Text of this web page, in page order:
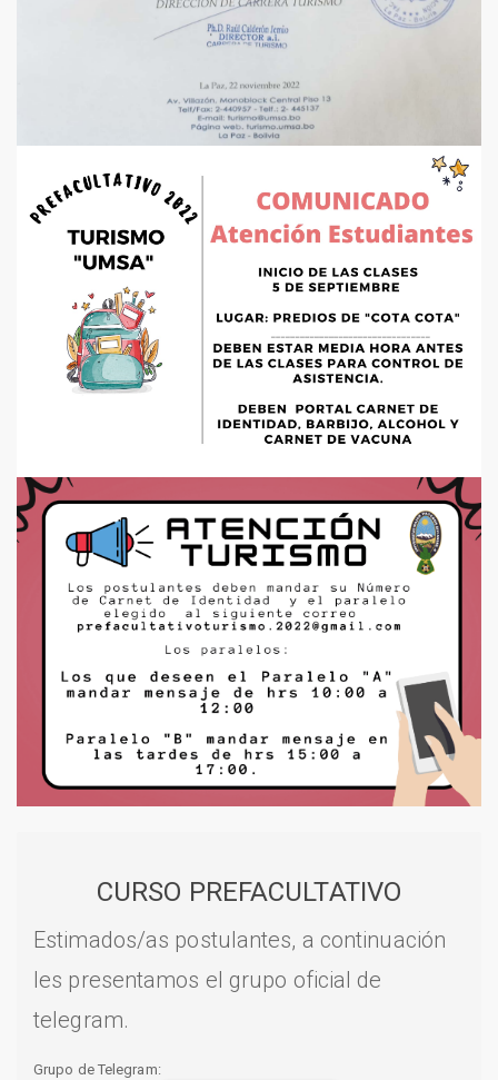
CURSO PREFACULTATIVO
Estimados/as postulantes, a continuación
les presentamos el grupo oficial de
telegram.
Grupo de Telegram: